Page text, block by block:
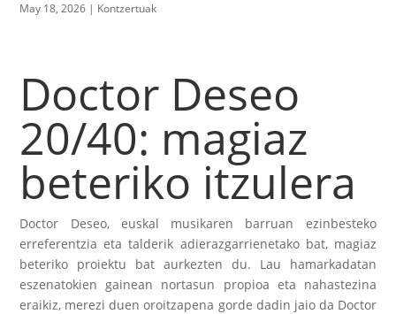
May 18, 2026 | Kontzertuak
Doctor Deseo
20/40: magiaz
beteriko itzulera
Doctor Deseo, euskal musikaren barruan ezinbesteko
erreferentzia eta talderik adierazgarrienetako bat, magiaz
beteriko proiektu bat aurkezten du. Lau hamarkadatan
eszenatokien gainean nortasun propioa eta nahastezina
eraikiz, merezi duen oroitzapena gorde dadin jaio da Doctor